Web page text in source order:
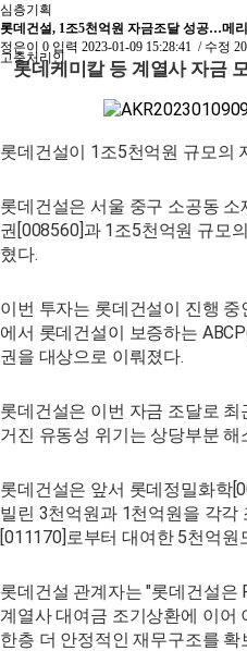
심층기획
고충처리인
롯데건설, 1조5천억원 자금조달 성공…메
정은이 0 입력 2023-01-09 15:28:41 / 수정
롯데케미칼 등 계열사 자금
롯데건설이 1조5천억원 규모의
롯데건설은 서울 중구 소공동
권[008560]과 1조5천억원 규모
혔다.
이번 투자는 롯데건설이 진행
에서 롯데건설이 보증하는
권을 대상으로 이뤄졌다.
롯데건설은 이번 자금 조달로
거진 유동성 위기는 상당부분 해
롯데건설은 앞서 롯데정밀화학
빌린 3천억원과 1천억원을 각
[011170]로부터 대여한 5천억
롯데건설 관계자는 "롯데건설은
계열사 대여금 조기상환에 이어
한층 더 안정적인 재무구조를 확